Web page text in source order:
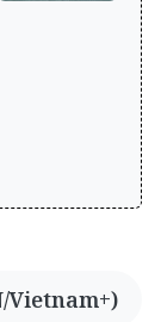
Vietnam+)